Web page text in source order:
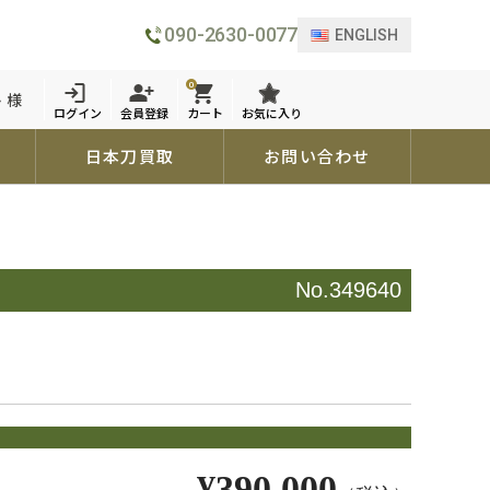
090-2630-0077 ENGLISH
様
ログイン 会員登録
0
カート お気に入り
日本刀買取 お問い合わせ
No.349640